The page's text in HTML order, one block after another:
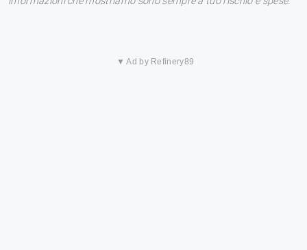
▼ Ad by Refinery89